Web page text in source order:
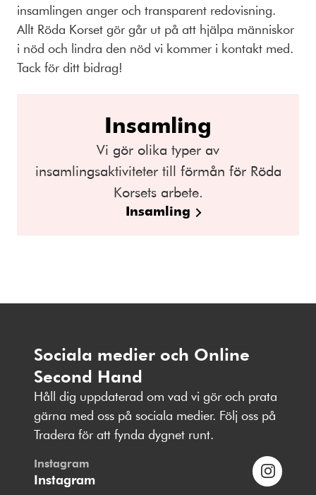
insamlingen anger och transparent redovisning.
Allt Röda Korset gör går ut på att hjälpa människor
i nöd och lindra den nöd vi kommer i kontakt med.
Tack för ditt bidrag!
Insamling
Vi gör olika typer av
insamlingsaktiviteter till förmån för Röda
Korsets arbete.
Insamling
Sociala medier och Online
Second Hand
Håll dig uppdaterad om vad vi gör och prata
gärna med oss på sociala medier. Följ oss på
Tradera för att fynda dygnet runt.
Instagram
Instagram